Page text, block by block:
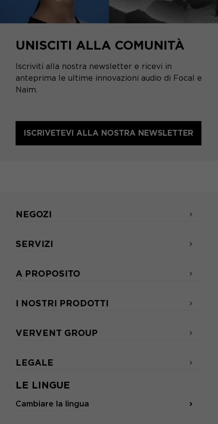
UNISCITI ALLA COMUNITÀ
Iscriviti alla nostra newsletter e ricevi in
anteprima le ultime innovazioni audio di Focal e
Naim.
ISCRIVETEVI ALLA NOSTRA NEWSLETTER
LE LINGUE
Cambiare la lingua
NEGOZI
SERVIZI
A PROPOSITO
I NOSTRI PRODOTTI
VERVENT GROUP
LEGALE